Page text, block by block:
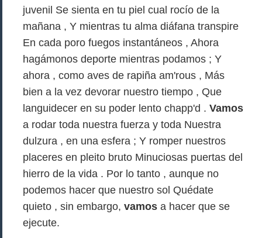
juvenil Se sienta en tu piel cual rocío de la
mañana , Y mientras tu alma diáfana transpire
En cada poro fuegos instantáneos , Ahora
hagámonos deporte mientras podamos ; Y
ahora , como aves de rapiña am'rous , Más
bien a la vez devorar nuestro tiempo , Que
languidecer en su poder lento chapp'd . Vamos
a rodar toda nuestra fuerza y toda Nuestra
dulzura , en una esfera ; Y romper nuestros
placeres en pleito bruto Minuciosas puertas del
hierro de la vida . Por lo tanto , aunque no
podemos hacer que nuestro sol Quédate
quieto , sin embargo, vamos a hacer que se
ejecute.